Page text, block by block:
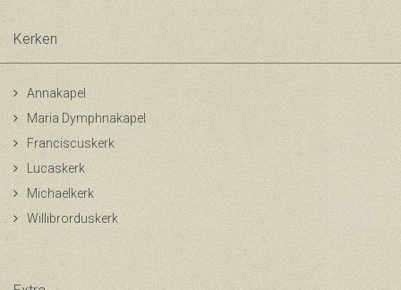
Kerken
Annakapel
Maria Dymphnakapel
Franciscuskerk
Lucaskerk
Michaelkerk
Willibrorduskerk